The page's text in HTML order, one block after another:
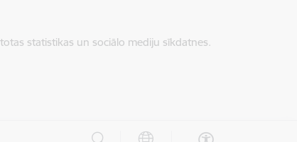
statistikas un sociālo mediju sīkdatnes.